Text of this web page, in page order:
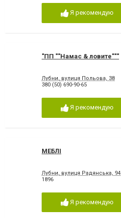
Я рекомендую
"ПП ""Намас & ловите"""
Лубни, вулиця Польова, 38
380 (50) 690-90-65
Я рекомендую
МЕБЛІ
Лубни, вулиця Радянська, 94
1896
Я рекомендую